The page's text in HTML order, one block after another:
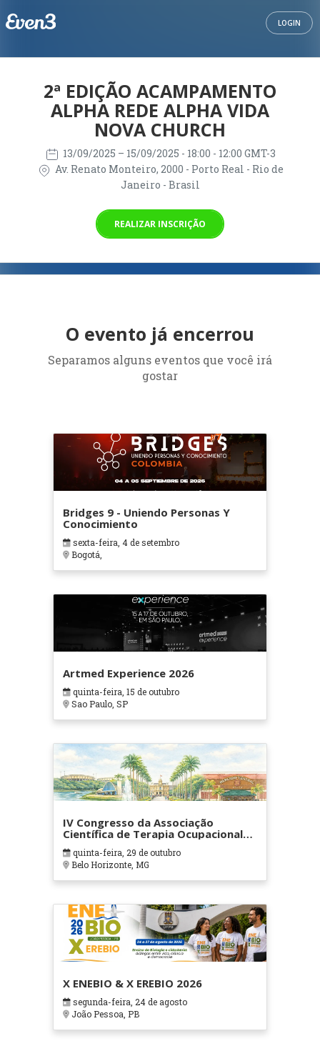
LOGIN
2ª EDIÇÃO ACAMPAMENTO
ALPHA REDE ALPHA VIDA
NOVA CHURCH
13/09/2025 – 15/09/2025 - 18:00 - 12:00 GMT-3
Av. Renato Monteiro, 2000 - Porto Real - Rio de
Janeiro - Brasil
REALIZAR INSCRIÇÃO
O evento já encerrou
Separamos alguns eventos que você irá
gostar
Bridges 9 - Uniendo Personas Y
Conocimiento
sexta-feira, 4 de setembro
Bogotá,
Artmed Experience 2026
quinta-feira, 15 de outubro
Sao Paulo, SP
IV Congresso da Associação
Científica de Terapia Ocupacional
em Contextos Hospitalares e
Cuidados Paliativos - ATOHOSP
quinta-feira, 29 de outubro
Belo Horizonte, MG
X ENEBIO & X EREBIO 2026
segunda-feira, 24 de agosto
João Pessoa, PB